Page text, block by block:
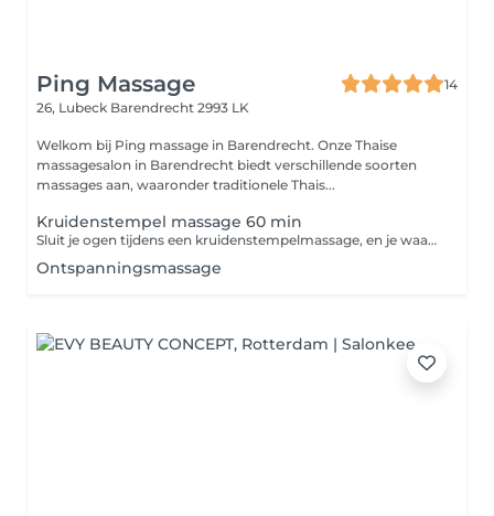
Ping Massage
14
26, Lubeck Barendrecht 2993 LK
Welkom bij Ping massage in Barendrecht. Onze Thaise
massagesalon in Barendrecht biedt verschillende soorten
massages aan, waaronder traditionele Thais...
Kruidenstempel massage 60 min
Sluit je ogen tijdens een kruidenstempelmassage, en je waant je meteen in Thailand. De masseuse gebruikt warme bundels gevuld met geneeskrachtige Thaise kruiden. Alleen al de geur zorgt voor directe ontspanning.
Ontspanningsmassage